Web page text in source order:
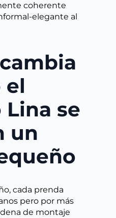
coherente
elegante al
el
se
un
cada prenda
pero por más
de montaje